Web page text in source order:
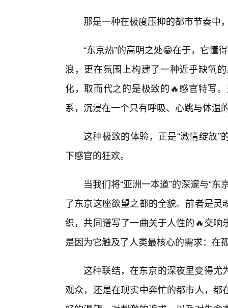
那是一种在极度压抑的都市节奏中
“东京热”的高明之处😁在于，它懂
浪，更在氛围上构建了一种近乎缺氧
化，取而代之的是极致的🔥感官特写
系，沉浸在一个只有呼吸、心跳与体温
这种极致的体验，正是“激情绽放
下感官的狂欢。
当我们将“亚洲一本道”的深邃与“
了东京这座欲望之都的全貌。前者是
织，共同谱写了一曲关于人性的🔥交
是因为它触及了人类最核心的需求：在
这种联结，在东京的深夜里变得尤
观众，还是在现实中奔忙的都市人，